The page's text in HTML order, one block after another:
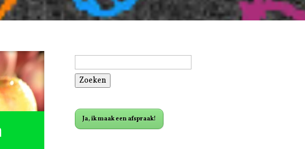
Zoeken
Ja, ik maak een afspraak!